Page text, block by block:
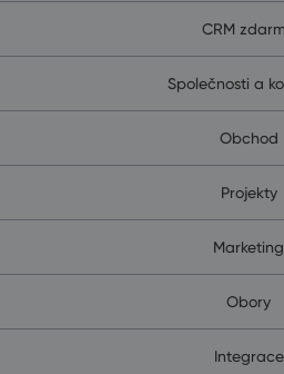
CRM
Společnosti a
Obchod
Projekty
Marketing
Obory
Integrace